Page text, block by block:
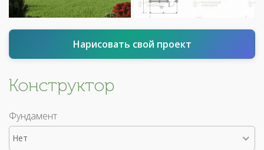
Нарисовать свой проект
Конструктор
Фундамент
Нет